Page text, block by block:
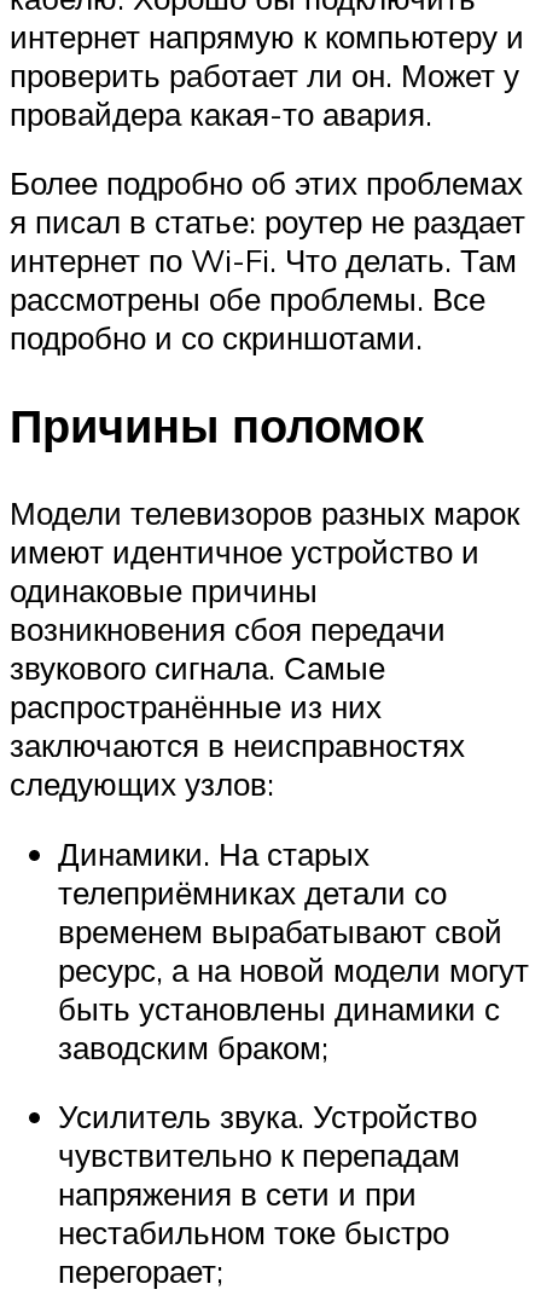
интернет напрямую к компьютеру и
проверить работает ли он. Может у
провайдера какая-то авария.
Более подробно об этих проблемах
я писал в статье: роутер не раздает
интернет по Wi-Fi. Что делать. Там
рассмотрены обе проблемы. Все
подробно и со скриншотами.
Причины поломок
Модели телевизоров разных марок
имеют идентичное устройство и
одинаковые причины
возникновения сбоя передачи
звукового сигнала. Самые
распространённые из них
заключаются в неисправностях
следующих узлов:
Динамики. На старых
телеприёмниках детали со
временем вырабатывают свой
ресурс, а на новой модели могут
быть установлены динамики с
заводским браком;
Усилитель звука. Устройство
чувствительно к перепадам
напряжения в сети и при
нестабильном токе быстро
перегорает;